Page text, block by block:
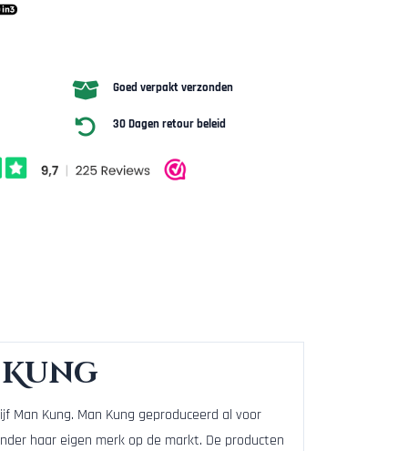
Goed verpakt verzonden
30 Dagen retour beleid
Kung
Kung. Man Kung geproduceerd al voor
haar eigen merk op de markt. De producten